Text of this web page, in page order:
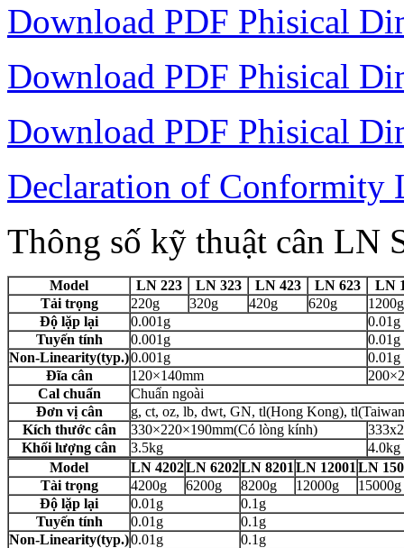
Download PDF Phisical
Download PDF Phisical
Download PDF Phisical
Declaration of Conformity
Thông số kỹ thuật cân LN
Model LN 223 LN 323 LN 423 LN 623
LN
Tải trọng
220g 320g 420g 620g
1200g
Độ lặp lại
0.001g
0.01g
Tuyến tính
0.001g
0.01g
Non-Linearity(typ.)0.001g
0.01g
Đĩa cân
120×140mm
Cal chuẩn
Chuẩn ngoài
Đơn vị cân
g, ct, oz, lb, dwt, GN, tl(Hong Kong),
Kích thước cân
330×220×190mm(Có lòng kính)
Khối lượng cân
3.5kg
4.0kg
Model
LN 4202LN 6202LN 8201 LN 12001 LN
Tài trọng
4200g 6200g 8200g 12000g
15000g
Độ lặp lại
0.01g
0.1g
Tuyến tính
0.01g
0.1g
Non-Linearity(typ.)0.01g
0.1g